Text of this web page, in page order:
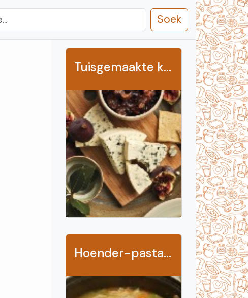
Soek
Tuisgemaakte kraakbeskuitjies
Hoender-pastasop